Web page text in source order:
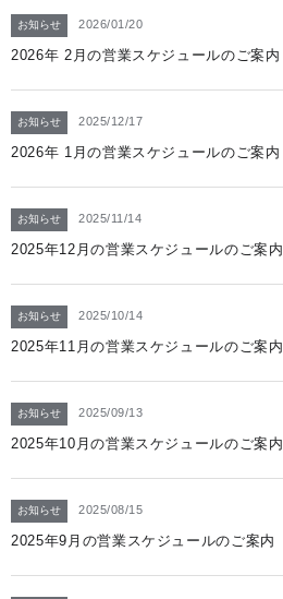
お知らせ 2026/01/20
2026年 2月の営業スケジュールのご案内
お知らせ 2025/12/17
2026年 1月の営業スケジュールのご案内
お知らせ 2025/11/14
2025年12月の営業スケジュールのご案内
お知らせ 2025/10/14
2025年11月の営業スケジュールのご案内
お知らせ 2025/09/13
2025年10月の営業スケジュールのご案内
お知らせ 2025/08/15
2025年9月の営業スケジュールのご案内